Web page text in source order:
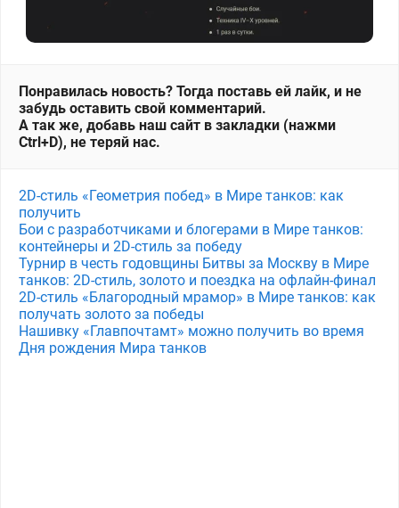
Понравилась новость? Тогда поставь ей лайк, и не
забудь оставить свой комментарий.
А так же, добавь наш сайт в закладки (нажми
Ctrl+D), не теряй нас.
2D-стиль «Геометрия побед» в Мире танков: как
получить
Бои с разработчиками и блогерами в Мире танков:
контейнеры и 2D-стиль за победу
Турнир в честь годовщины Битвы за Москву в Мире
танков: 2D-стиль, золото и поездка на офлайн-финал
2D-стиль «Благородный мрамор» в Мире танков: как
получать золото за победы
Нашивку «Главпочтамт» можно получить во время
Дня рождения Мира танков